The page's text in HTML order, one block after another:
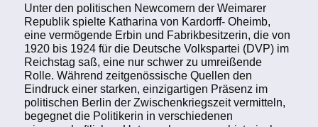
Unter den politischen Newcomern der Weimarer
Republik spielte Katharina von Kardorff- Oheimb,
eine vermögende Erbin und Fabrikbesitzerin, die von
1920 bis 1924 für die Deutsche Volkspartei (DVP) im
Reichstag saß, eine nur schwer zu umreißende
Rolle. Während zeitgenössische Quellen den
Eindruck einer starken, einzigartigen Präsenz im
politischen Berlin der Zwischenkriegszeit vermitteln,
begegnet die Politikerin in verschiedenen